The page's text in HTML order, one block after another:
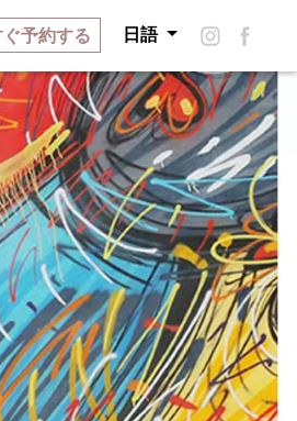
予約する 日語
いて
採用